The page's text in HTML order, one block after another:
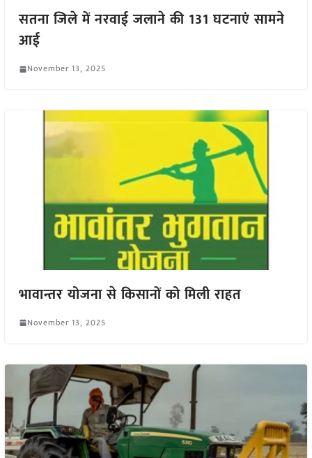
सतना जिले में नरवाई जलाने की 131 घटनाएं सामने
आई
November 13, 2025
भावान्तर योजना से किसानों को मिली राहत
November 13, 2025